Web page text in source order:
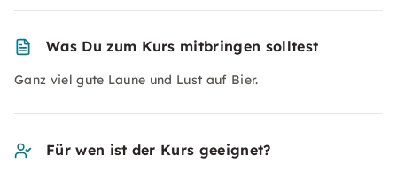
Was Du zum Kurs mitbringen solltest
Ganz viel gute Laune und Lust auf Bier.
Für wen ist der Kurs geeignet?